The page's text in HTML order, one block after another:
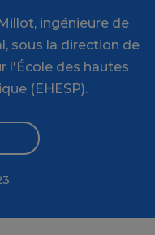
ingénieure de
sous la direction de
l'École des hautes
(EHESP).